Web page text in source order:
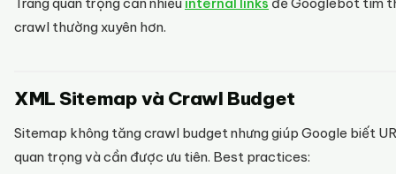
crawl thường xuyên hơn.
XML Sitemap và Crawl Budget
Sitemap không tăng crawl budget nhưng giúp Google biết
quan trọng và cần được ưu tiên. Best practices: